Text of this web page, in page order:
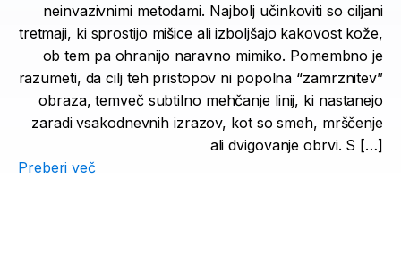
neinvazivnimi metodami. Najbolj učinkoviti so ciljani
tretmaji, ki sprostijo mišice ali izboljšajo kakovost kože,
ob tem pa ohranijo naravno mimiko. Pomembno je
razumeti, da cilj teh pristopov ni popolna “zamrznitev”
obraza, temveč subtilno mehčanje linij, ki nastanejo
zaradi vsakodnevnih izrazov, kot so smeh, mrščenje
ali dvigovanje obrvi. S […]
Preberi več